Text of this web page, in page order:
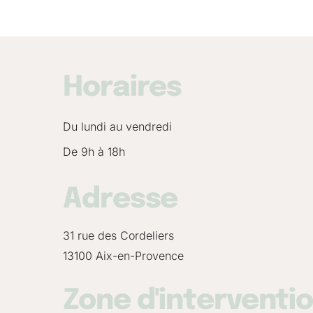
Horaires
Du lundi au vendredi
De 9h à 18h
Adresse
31 rue des Cordeliers
13100 Aix-en-Provence
Zone